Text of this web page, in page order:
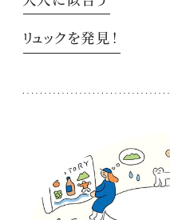
リュックを発見！